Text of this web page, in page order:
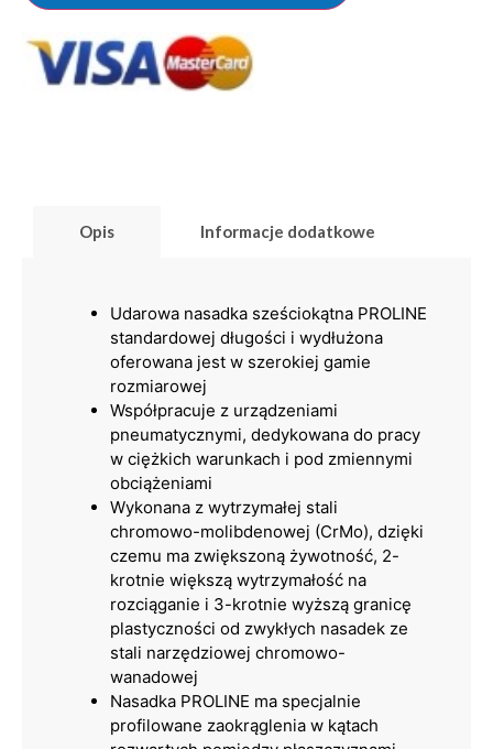
Opis Informacje dodatkowe
Udarowa nasadka sześciokątna PROLINE
standardowej długości i wydłużona
oferowana jest w szerokiej gamie
rozmiarowej
Współpracuje z urządzeniami
pneumatycznymi, dedykowana do pracy
w ciężkich warunkach i pod zmiennymi
obciążeniami
Wykonana z wytrzymałej stali
chromowo-molibdenowej (CrMo), dzięki
czemu ma zwiększoną żywotność, 2-
krotnie większą wytrzymałość na
rozciąganie i 3-krotnie wyższą granicę
plastyczności od zwykłych nasadek ze
stali narzędziowej chromowo-
wanadowej
Nasadka PROLINE ma specjalnie
profilowane zaokrąglenia w kątach